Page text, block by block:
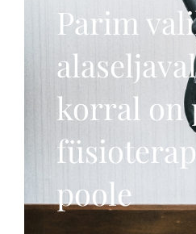
Parim
korral on
poole